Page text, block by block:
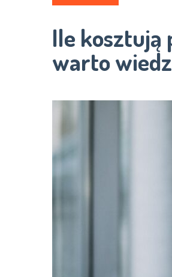
Ile kosztują
warto